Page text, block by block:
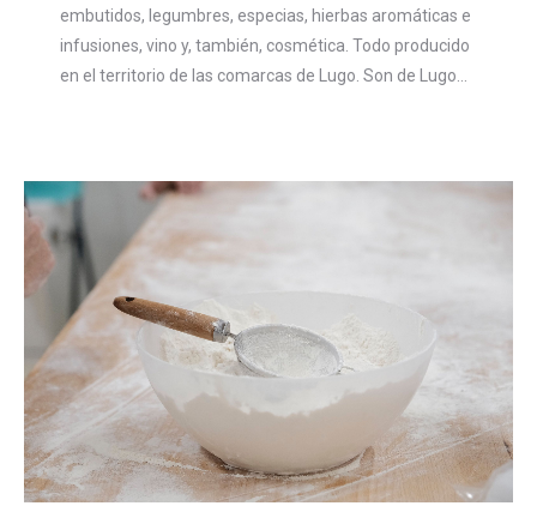
embutidos, legumbres, especias, hierbas aromáticas e
infusiones, vino y, también, cosmética. Todo producido
en el territorio de las comarcas de Lugo. Son de Lugo…